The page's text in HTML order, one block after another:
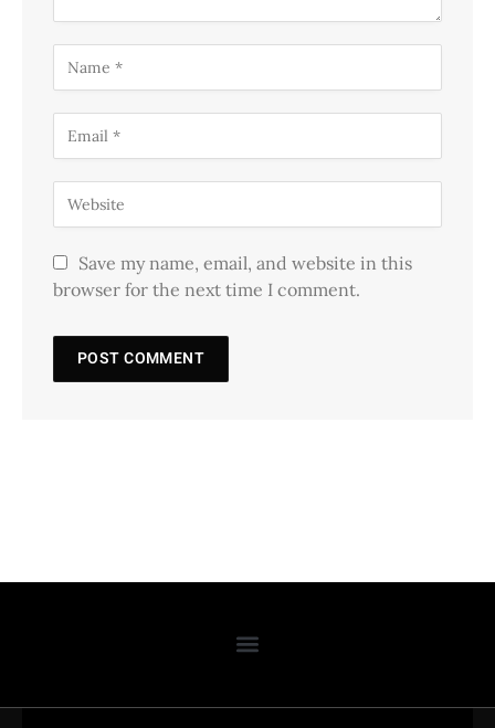
Save my name, email, and website in this
browser for the next time I comment.